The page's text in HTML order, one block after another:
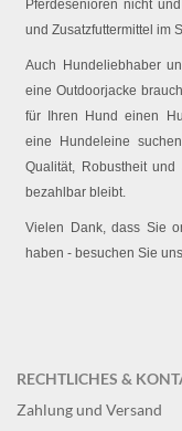
Pferdesenioren nicht
und Zusatzfuttermittel im
Auch Hundeliebhaber
eine Outdoorjacke
für Ihren Hund einen
eine Hundeleine
Qualität, Robustheit
bezahlbar bleibt.
Vielen Dank, dass Sie
haben - besuchen Sie
RECHTLICHES &
Zahlung und Versand